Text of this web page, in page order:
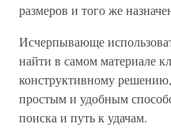
размеров и того же
Исчерпывающе
найти в самом материале
конструктивному
простым и удобным
поиска и путь к удачам.